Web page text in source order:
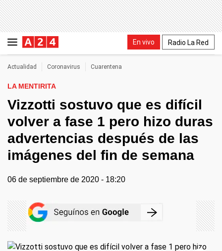
En vivo Radio La Red
Actualidad Coronavirus Cuarentena
LA MENTIRITA
Vizzotti sostuvo que es difícil
volver a fase 1 pero hizo duras
advertencias después de las
imágenes del fin de semana
06 de septiembre de 2020 - 18:20